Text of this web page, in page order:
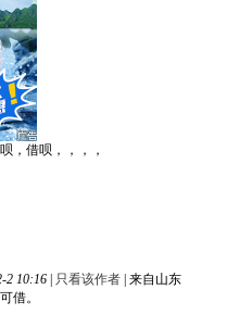
，借呗，，，，
2 10:16
只看该作者 来自山东
借。